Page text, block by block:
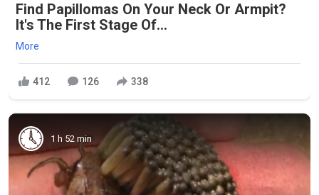
Find Papillomas On Your Neck Or Armpit?
It's The First Stage Of...
More
412 126 338
1 h 52 min